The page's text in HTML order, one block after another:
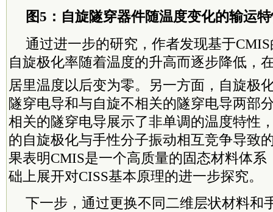
图5：自旋隧穿器件随温度变化的输运
通过进一步的研究，作者发现基于
自旋极化率随着温度的升高而逐步降低，
居里温度以后变为零。另一方面，自旋极
隧穿电导和与自旋不相关的隧穿电导两部
相关的隧穿电导展示了非单调的温度特性
的自旋极化与手性分子振动相互竞争导致
果表明CMIS是一个高质量的固态材料体系
础上展开对CISS基本原理的进一步探究。
下一步，通过更换不同二维层状材料和